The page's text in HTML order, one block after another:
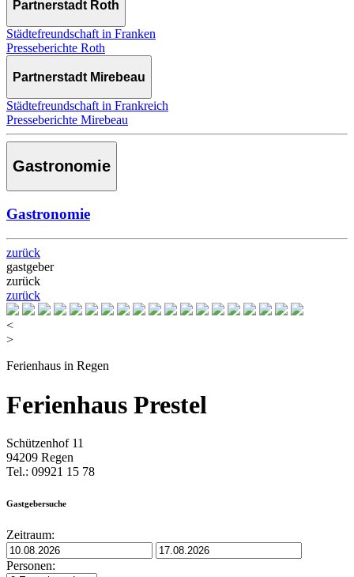
Partnerstadt Roth
Städtefreundschaft in Franken
Presseberichte Roth
Partnerstadt Mirebeau
Städtefreundschaft in Frankreich
Presseberichte Mirebeau
Gastronomie
Gastronomie
zurück
gastgeber
zurück
zurück
<
>
Ferienhaus in Regen
Ferienhaus Prestel
Schützenhof 11
94209 Regen
Tel.: 09921 15 78
Gastgebersuche
Zeitraum:
Personen: